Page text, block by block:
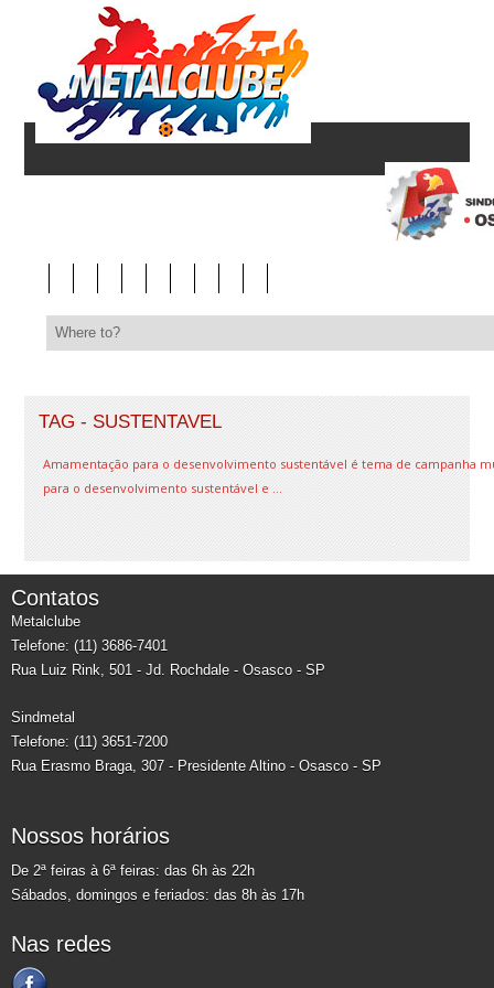
TAG - SUSTENTAVEL
Amamentação para o desenvolvimento sustentável é tema de campanha
para o desenvolvimento sustentável e ...
Contatos
Metalclube
Telefone: (11) 3686-7401
Rua Luiz Rink, 501 - Jd. Rochdale - Osasco - SP
Sindmetal
Telefone: (11) 3651-7200
Rua Erasmo Braga, 307 - Presidente Altino - Osasco - SP
Nossos horários
De 2ª feiras à 6ª feiras: das 6h às 22h
Sábados, domingos e feriados: das 8h às 17h
Nas redes